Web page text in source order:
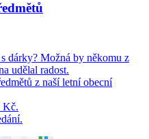
dárky? Možná by někomu z
udělal radost.
z naší letní obecní
Kč.